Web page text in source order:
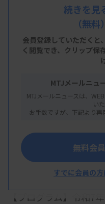
福島県立医科大学
主 催
福島県臨床検査技師
概 要
【プログラム】令和7
続きを見
（無
会員登録していただくと
く閲覧でき、 クリップ保
MTJメールニュ
MTJメールニュースは、
い
お手数ですが、下記より再
無料会
すでに会員の